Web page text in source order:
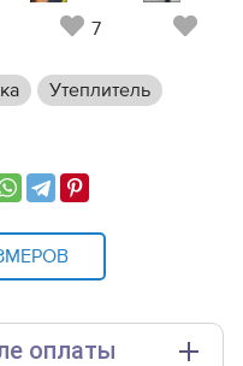
7
Утеплитель
оплаты